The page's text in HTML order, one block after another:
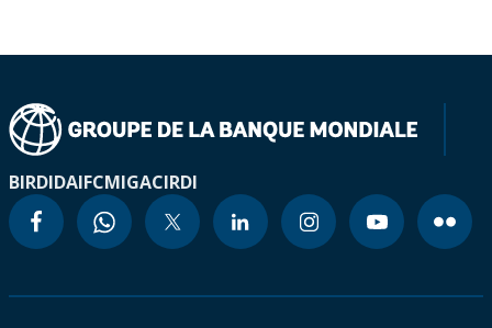
BIRDIDAIFCMIGACIRDI